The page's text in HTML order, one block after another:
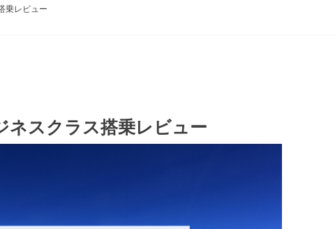
乗レビュー
ネスクラス搭乗レビュー